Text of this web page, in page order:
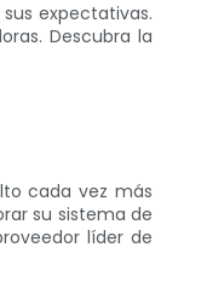
expectativas.
Descubra la
cada vez más
su sistema de
líder de